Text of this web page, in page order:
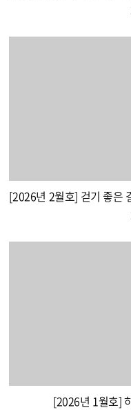
[2026년 1월호]